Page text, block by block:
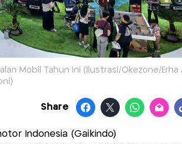
Mobil Tahun Ini (Ilustrasi/Okezone/Erha
Share
Indonesia (Gaikindo)